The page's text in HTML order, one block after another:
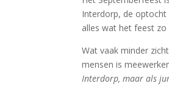
Interdorp, de optocht
alles wat het feest
Wat vaak minder
mensen is
Interdorp, maar als